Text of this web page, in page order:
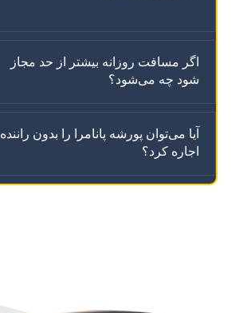
اگر مسافت روزانه بیشتر از حد مجاز
شود چه می‌شود؟
آیا می‌توان پورشه پانامرا را بدون راننده
اجاره کرد؟